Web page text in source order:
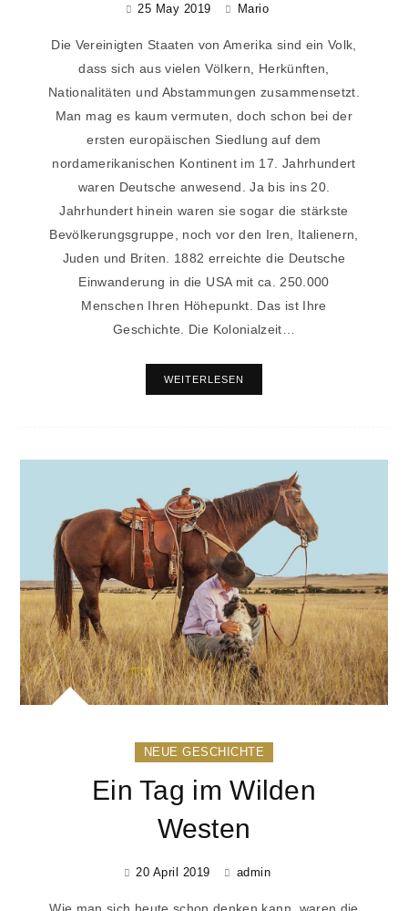
25 May 2019 Mario
Die Vereinigten Staaten von Amerika sind ein Volk,
dass sich aus vielen Völkern, Herkünften,
Nationalitäten und Abstammungen zusammensetzt.
Man mag es kaum vermuten, doch schon bei der
ersten europäischen Siedlung auf dem
nordamerikanischen Kontinent im 17. Jahrhundert
waren Deutsche anwesend. Ja bis ins 20.
Jahrhundert hinein waren sie sogar die stärkste
Bevölkerungsgruppe, noch vor den Iren, Italienern,
Juden und Briten. 1882 erreichte die Deutsche
Einwanderung in die USA mit ca. 250.000
Menschen Ihren Höhepunkt. Das ist Ihre
Geschichte. Die Kolonialzeit…
WEITERLESEN
NEUE GESCHICHTE
Ein Tag im Wilden
Westen
20 April 2019 admin